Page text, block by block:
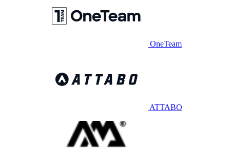
OneTeam
ATTABO